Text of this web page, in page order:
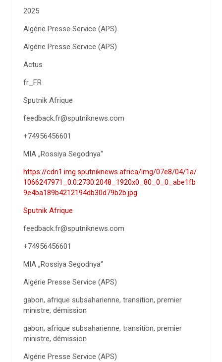
2025
Algérie Presse Service (APS)
Algérie Presse Service (APS)
Actus
fr_FR
Sputnik Afrique
feedback.fr@sputniknews.com
+74956456601
MIA „Rossiya Segodnya“
https://cdn1.img.sputniknews.africa/img/07e8/04/1a/
1066247971_0:0:2730:2048_1920x0_80_0_0_abe1fb
9e4ba189b4212194db30d79b2b.jpg
Sputnik Afrique
feedback.fr@sputniknews.com
+74956456601
MIA „Rossiya Segodnya“
Algérie Presse Service (APS)
gabon, afrique subsaharienne, transition, premier
ministre, démission
gabon, afrique subsaharienne, transition, premier
ministre, démission
Algérie Presse Service (APS)